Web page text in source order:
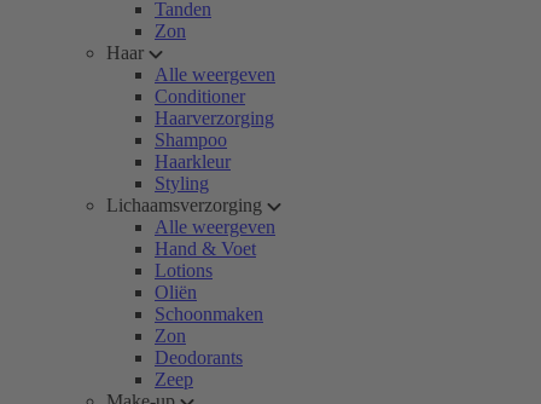
Tanden
Zon
Haar
Alle weergeven
Conditioner
Haarverzorging
Shampoo
Haarkleur
Styling
Lichaamsverzorging
Alle weergeven
Hand & Voet
Lotions
Oliën
Schoonmaken
Zon
Deodorants
Zeep